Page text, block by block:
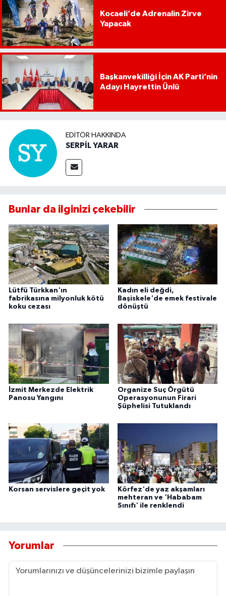
Kocaeli’de Adrenalin Zirve
Yapacak
Başkanvekilliği İçin AK Parti’nin
Adayı Hayrettin Ünlü
EDITÖR HAKKINDA
SERPİL YARAR
Bunlar da ilginizi çekebilir
Lütfü Türkkan'ın
fabrikasına milyonluk kötü
koku cezası
Kadın eli değdi,
Başiskele'de emek festivale
dönüştü
İzmit Merkezde Elektrik
Panosu Yangını
Organize Suç Örgütü
Operasyonunun Firari
Şüphelisi Tutuklandı
Korsan servislere geçit yok
Körfez'de yaz akşamları
mehteran ve 'Hababam
Sınıfı' ile renklendi
Yorumlar